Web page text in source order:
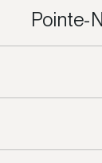
Pointe-